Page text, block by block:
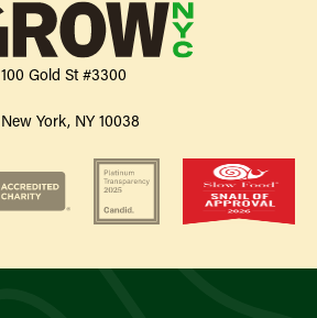
100 Gold St #3300
New York, NY 10038